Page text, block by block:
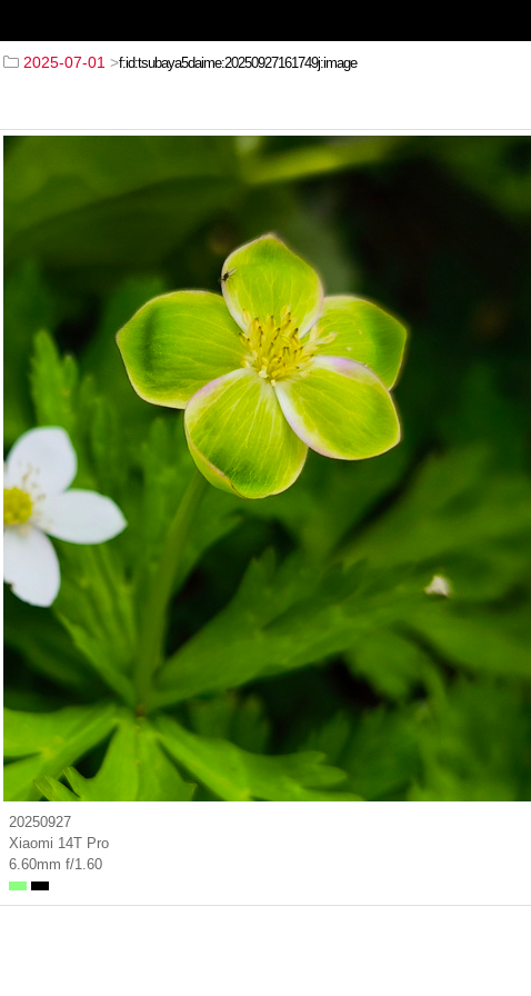
2025-07-01 >
20250927
Xiaomi 14T Pro
6.60mm f/1.60